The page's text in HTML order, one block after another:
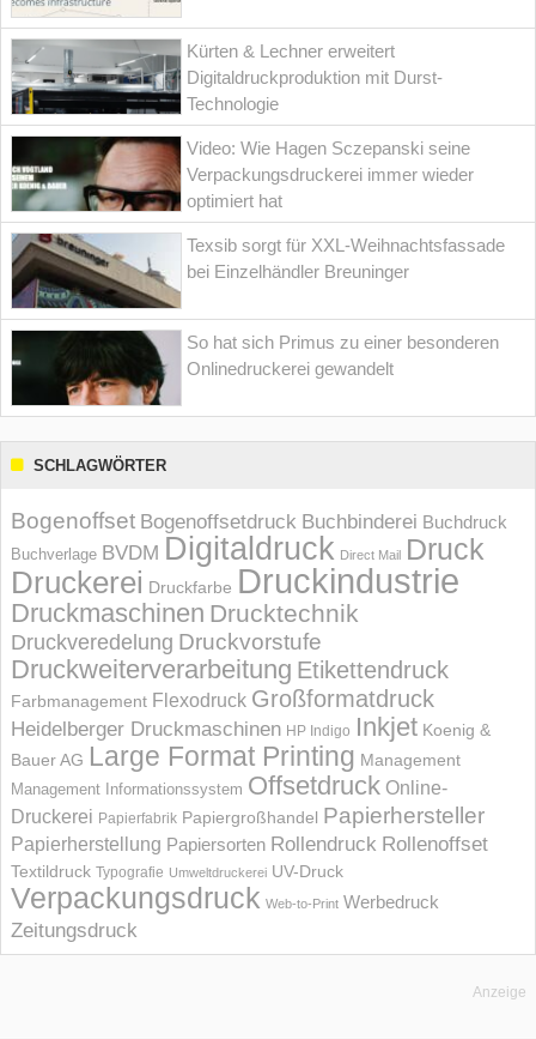
Kürten & Lechner erweitert
Digitaldruckproduktion mit Durst-
Technologie
Video: Wie Hagen Sczepanski seine
Verpackungsdruckerei immer wieder
optimiert hat
Texsib sorgt für XXL-Weihnachtsfassade
bei Einzelhändler Breuninger
So hat sich Primus zu einer besonderen
Onlinedruckerei gewandelt
SCHLAGWÖRTER
Bogenoffset Bogenoffsetdruck Buchbinderei Buchdruck
Buchverlage BVDM Digitaldruck Direct Mail Druck
Druckerei Druckfarbe Druckindustrie
Druckmaschinen Drucktechnik
Druckveredelung Druckvorstufe
Druckweiterverarbeitung Etikettendruck
Farbmanagement Flexodruck Großformatdruck
Heidelberger Druckmaschinen HP Indigo Inkjet Koenig &
Bauer AG Large Format Printing Management
Management Informations­system Offsetdruck Online-
Druckerei Papierfabrik Papiergroßhandel Papierhersteller
Papierherstellung Papiersorten Rollendruck Rollenoffset
Textildruck Typografie Umweltdruckerei UV-Druck
Verpackungsdruck Web-to-Print Werbedruck
Zeitungsdruck
Anzeige